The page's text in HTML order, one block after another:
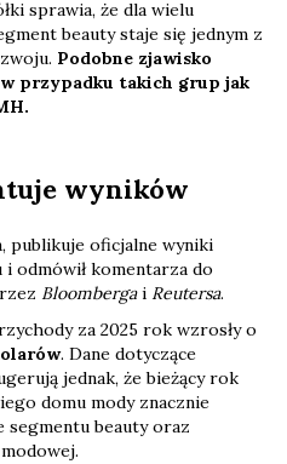
sprawia, że dla wielu
beauty staje się jednym z
Podobne zjawisko
przypadku takich grup jak
wyników
publikuje oficjalne wyniki
odmówił komentarza do
Bloombergai Reutersa.
za 2025 rok wzrosły o
. Dane dotyczące
jednak, że bieżący rok
domu mody znacznie
segmentu beauty oraz